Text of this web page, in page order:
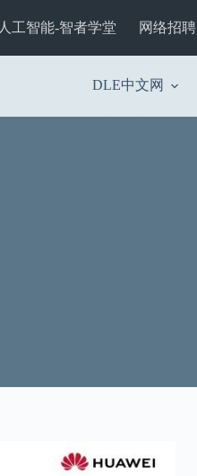
人工智能-智者学堂 网络招聘
DLE中文网